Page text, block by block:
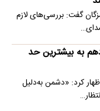
گفت: بررسی‌های لازم
به بیشترین حد
کرد: «دشمن به‌دلیل